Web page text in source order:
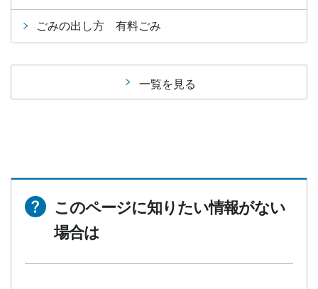
ごみの出し方 有料ごみ
一覧を見る
このページに知りたい情報がない
場合は